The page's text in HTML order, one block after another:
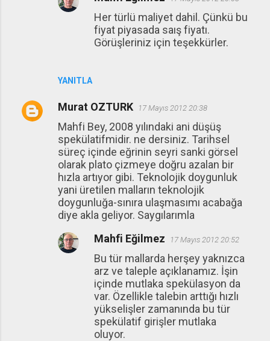
YANITLA
Her türlü maliyet dahil. Çünkü bu
fiyat piyasada saış fiyatı.
Görüşleriniz için teşekkürler.
Murat OZTURK 17 Mayıs 2012 20:38
Mahfi Bey, 2008 yılındaki ani düşüş
spekülatifmidir. ne dersiniz. Tarihsel
süreç içinde eğrinin seyri sanki görsel
olarak plato çizmeye doğru azalan bir
hızla artıyor gibi. Teknolojik doygunluk
yani üretilen malların teknolojik
doygunluğa-sınıra ulaşmasımı acabağa
diye akla geliyor. Saygılarımla
Mahfi Eğilmez 17 Mayıs 2012 20:52
Bu tür mallarda herşey yaknızca
arz ve taleple açıklanamız. İşin
içinde mutlaka spekülasyon da
var. Özellikle talebin arttığı hızlı
yükselişler zamanında bu tür
spekülatif girişler mutlaka
oluyor.